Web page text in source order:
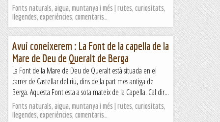
Fonts naturals, aigua, muntanya i més | rutes, curiositats,
llegendes, experiències, comentaris…
Avui coneixerem : La Font de la capella de la
Mare de Deu de Queralt de Berga
La Font de la Mare de Deu de Queralt està situada en el
carrer de Castellar del riu, dins de la part mes antiga de
Berga. Aquesta Font esta a sota mateix de la Capella. Cal dir...
Fonts naturals, aigua, muntanya i més | rutes, curiositats,
llegendes, experiències, comentaris…